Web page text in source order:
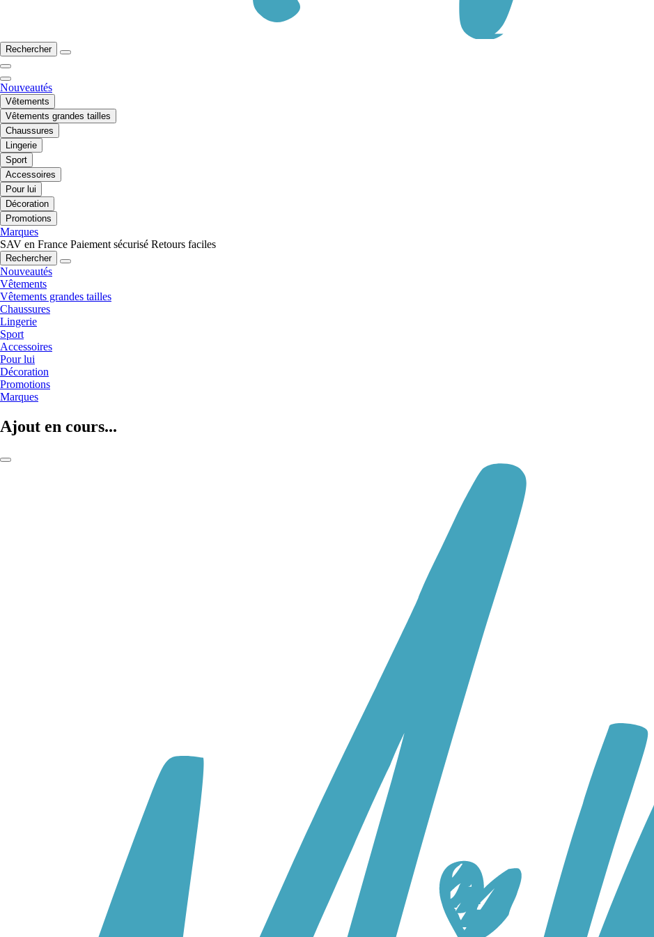
Rechercher
Nouveautés
Vêtements
Vêtements grandes tailles
Chaussures
Lingerie
Sport
Accessoires
Pour lui
Décoration
Promotions
Marques
SAV en France Paiement sécurisé Retours faciles
Rechercher
Nouveautés
Vêtements
Vêtements grandes tailles
Chaussures
Lingerie
Sport
Accessoires
Pour lui
Décoration
Promotions
Marques
Ajout en cours...